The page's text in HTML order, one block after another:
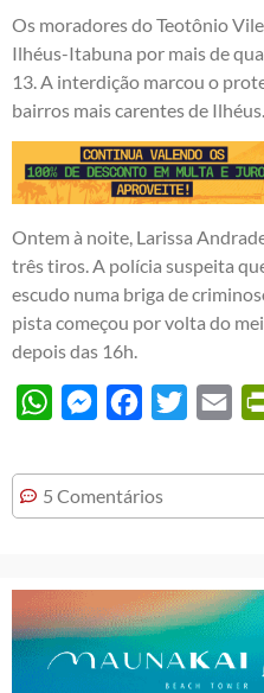
Os moradores do Teotônio
Ilhéus-Itabuna por mais de
13. A interdição marcou o
bairros mais carentes de Ilhéus.
Ontem à noite, Larissa
três tiros. A polícia suspeita
escudo numa briga de
pista começou por volta do
depois das 16h.
WhatsAppMessengerFacebook
Twitter
5 Comentários